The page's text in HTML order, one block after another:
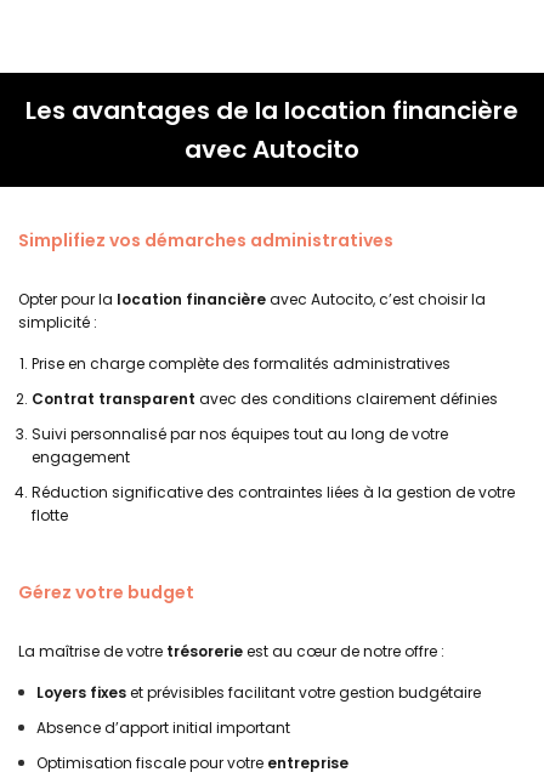
Les avantages de la location financière
avec Autocito
Simplifiez vos démarches administratives
Opter pour la location financièreavec Autocito, c’est choisir la
simplicité :
Prise en charge complète des formalités administratives
Contrat transparent avec des conditions clairement définies
Suivi personnalisé par nos équipes tout au long de votre
engagement
Réduction significative des contraintes liées à la gestion de votre
flotte
Gérez votre budget
La maîtrise de votre trésorerieest au cœur de notre offre :
Loyers fixeset prévisibles facilitant votre gestion budgétaire
Absence d’apport initial important
Optimisation fiscale pour votre entreprise